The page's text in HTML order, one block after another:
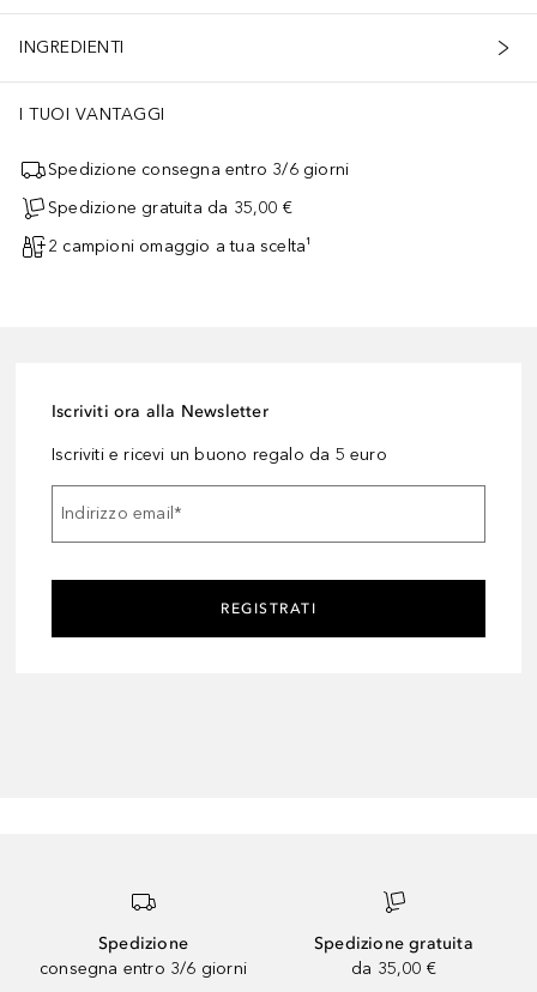
INGREDIENTI
I TUOI VANTAGGI
Spedizione consegna entro 3/6 giorni
Spedizione gratuita da 35,00 €
2 campioni omaggio a tua scelta¹
Iscriviti ora alla Newsletter
Iscriviti e ricevi un buono regalo da 5 euro
Indirizzo email*
REGISTRATI
Spedizione
consegna entro 3/6 giorni
Spedizione gratuita
da 35,00 €